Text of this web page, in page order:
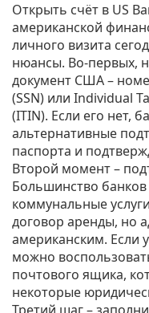
Открыть счёт в US
американской
личного визита
нюансы. Во‑первых,
документ США –
(SSN) или Individual
(ITIN). Если его нет,
альтернативные
паспорта и
Второй момент –
Большинство
коммунальные
договор аренды, но
американским. Если
можно
почтового ящика,
некоторые